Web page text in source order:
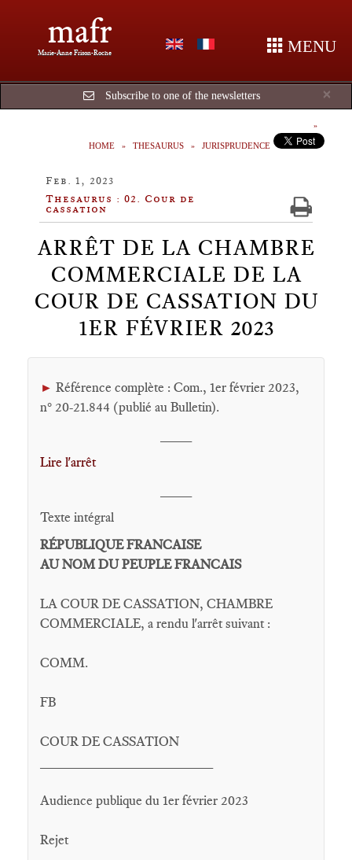
mafr
Marie-Anne Frison-Roche MENU
×
Subscribe to one of the newsletters
HOME THESAURUS JURISPRUDENCE
Feb. 1, 2023
Thesaurus : 02. Cour de
cassation
ARRÊT DE LA CHAMBRE
COMMERCIALE DE LA
COUR DE CASSATION DU
1ER FÉVRIER 2023
► Référence complète : Com., 1er février 2023,
n° 20-21.844 (publié au Bulletin).
Lire l'arrêt
Texte intégral
RÉPUBLIQUE FRANCAISE
AU NOM DU PEUPLE FRANCAIS
LA COUR DE CASSATION, CHAMBRE
COMMERCIALE, a rendu l'arrêt suivant :
COMM.
FB
COUR DE CASSATION
Audience publique du 1er février 2023
Rejet